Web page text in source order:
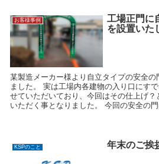
お客様事例
工場正門に
を設置いた
某製造メーカー様より自立タイプの安全の
ました。 実は工場内各建物の入り口にす
せていただいており、今回はその仕上げ
いただく事となりました。 今回の安全の
KSPのこと 年末のご挨